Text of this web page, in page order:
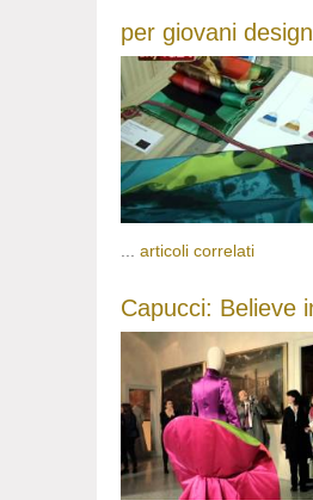
per giovani
... articoli correlati
Capucci: Believe